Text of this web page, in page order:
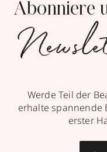
Abonniere
Werde Teil der
erhalte spannende
erster